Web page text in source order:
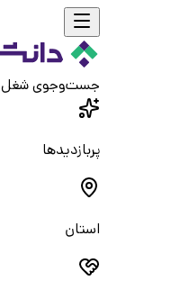
جست‌و‌جوی شغل
پربازدیدها
استان